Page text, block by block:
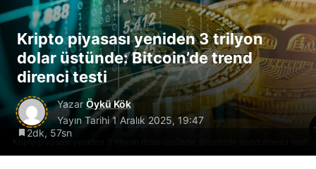
Kripto piyasası yeniden 3 trilyon dolar üstünde: Bitcoin’de trend direnci testi
Kripto piyasası yeniden 3 trilyon
dolar üstünde: Bitcoin’de trend
direnci testi
Yazar Öykü Kök
Yayın Tarihi 1 Aralık 2025, 19:47
2dk, 57sn